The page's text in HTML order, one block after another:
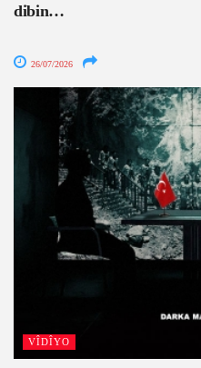
dibin…
26/07/2026
VÎDÎYO